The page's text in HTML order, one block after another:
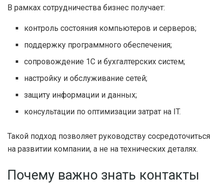
В рамках сотрудничества бизнес получает:
контроль состояния компьютеров и серверов;
поддержку программного обеспечения;
сопровождение 1С и бухгалтерских систем;
настройку и обслуживание сетей;
защиту информации и данных;
консультации по оптимизации затрат на IT.
Такой подход позволяет руководству сосредоточиться
на развитии компании, а не на технических деталях.
Почему важно знать контакты